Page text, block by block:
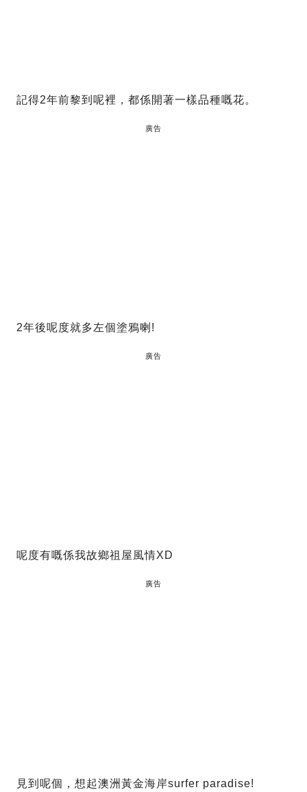
記得2年前黎到呢裡，都係開著一樣品種嘅花。
廣告
2年後呢度就多左個塗鴉喇!
廣告
呢度有嘅係我故鄉祖屋風情XD
廣告
見到呢個，想起澳洲黃金海岸surfer paradise!